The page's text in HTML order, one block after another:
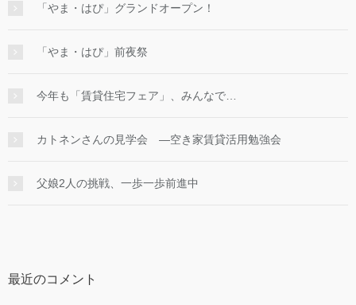
「やま・はぴ」グランドオープン！
「やま・はぴ」前夜祭
今年も「賃貸住宅フェア」、みんなで…
カトネンさんの見学会 ―空き家賃貸活用勉強会
父娘2人の挑戦、一歩一歩前進中
最近のコメント